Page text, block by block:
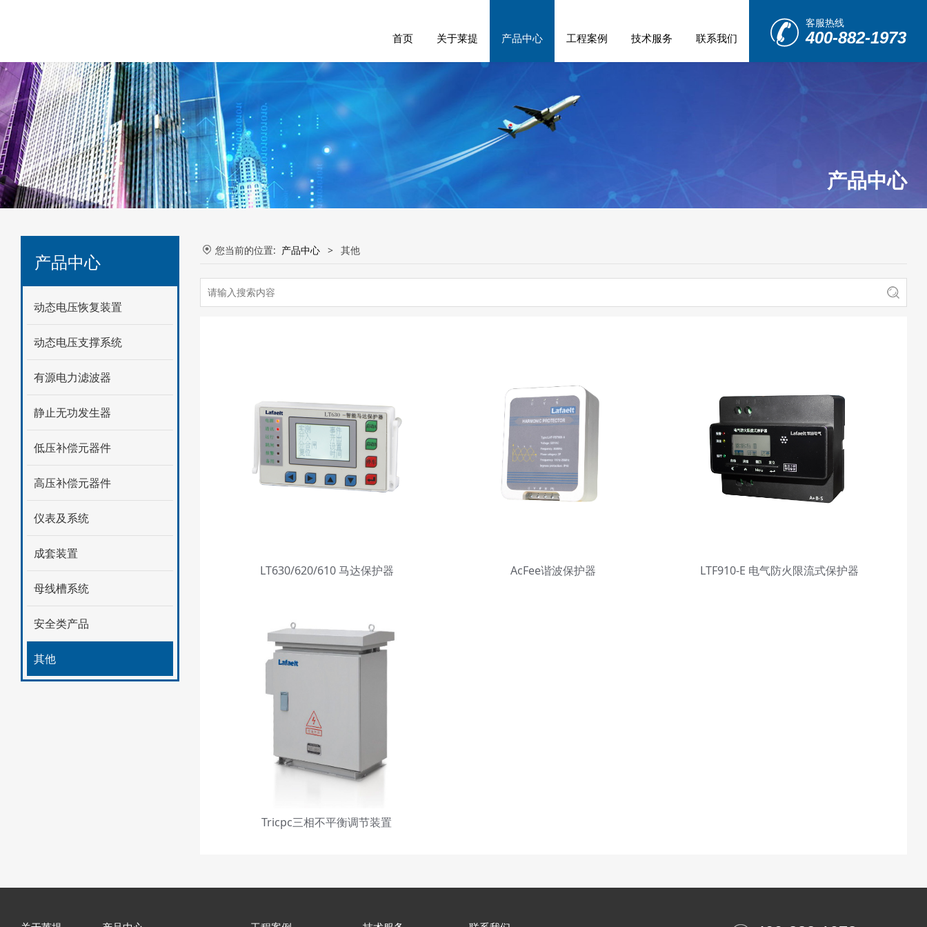
客服热线
400-882-1973
首页 关于莱提 产品中心 工程案例 技术服务 联系我们
产品中心
产品中心
动态电压恢复装置
动态电压支撑系统
有源电力滤波器
静止无功发生器
低压补偿元器件
高压补偿元器件
仪表及系统
成套装置
母线槽系统
安全类产品
其他
您当前的位置: 产品中心 > 其他
LT630/620/610 马达保护器 AcFee谐波保护器 LTF910-E 电气防火限流式保护器
Tricpc三相不平衡调节装置